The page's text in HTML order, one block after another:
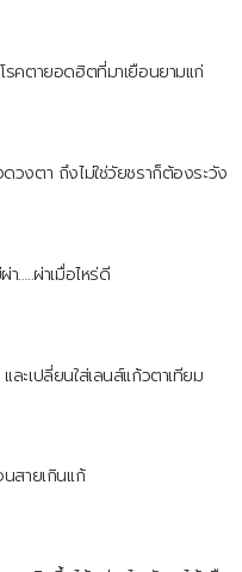
รคตายอดฮิตที่มาเยือนยามแก่
วงตา ถึงไม่ใช่วัยชราก็ต้องระวัง
…..ผ่าเมื่อไหร่ดี
ะเปลี่ยนใส่เลนส์แก้วตาเทียม
สายเกินแก้